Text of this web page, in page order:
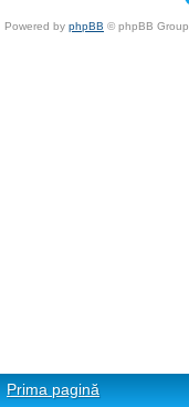
Powered by phpBB © phpBB Group.
Prima pagină